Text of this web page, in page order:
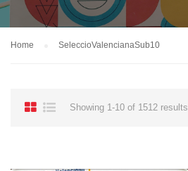
Home SeleccioValencianaSub10
Showing 1-10 of 1512 results